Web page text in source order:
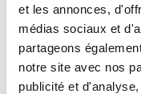
et les annonces,
médias sociaux et
partageons
notre site avec nos
publicité et
Qualifications et
Profil recherché :